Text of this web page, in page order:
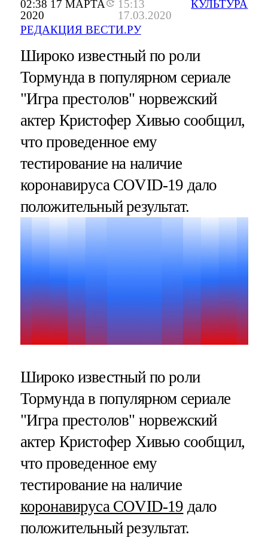
02:38 17 МАРТА
2020
15:13
17.03.2020
РЕДАКЦИЯ ВЕСТИ.РУ
КУЛЬТУРА
Широко известный по роли
Тормунда в популярном сериале
"Игра престолов" норвежский
актер Кристофер Хивью сообщил,
что проведенное ему
тестирование на наличие
коронавируса COVID-19 дало
положительный результат.
Широко известный по роли
Тормунда в популярном сериале
"Игра престолов" норвежский
актер Кристофер Хивью сообщил,
что проведенное ему
тестирование на наличие
коронавируса COVID-19 дало
положительный результат.